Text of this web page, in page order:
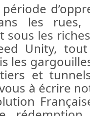
les rues,
les
Unity,
les
et
à écrire